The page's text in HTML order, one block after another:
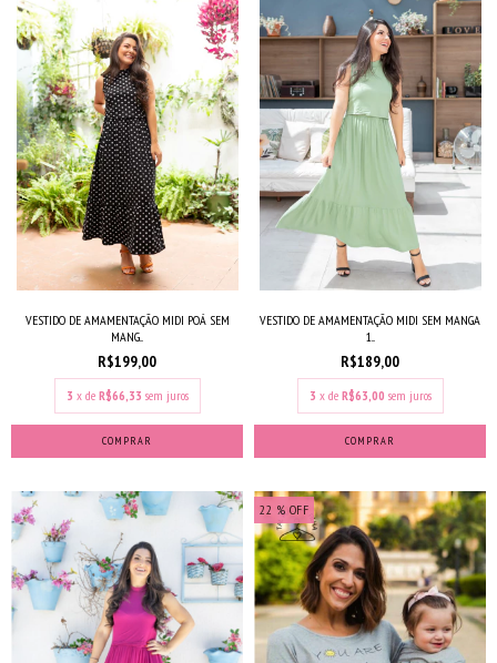
VESTIDO DE AMAMENTAÇÃO MIDI POÁ SEM
MANG...
R$199,00
3 x de R$66,33 sem juros
COMPRAR
VESTIDO DE AMAMENTAÇÃO MIDI SEM MANGA
1...
R$189,00
3 x de R$63,00 sem juros
COMPRAR
22 % OFF